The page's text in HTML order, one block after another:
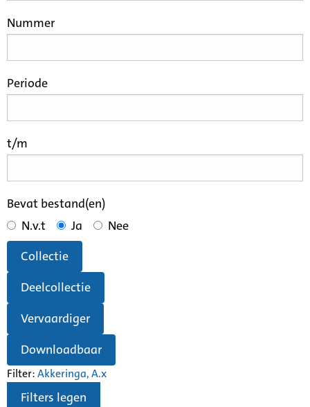
Nummer
Periode
t/m
Bevat bestand(en)
N.v.t
Ja
Nee
Collectie
Deelcollectie
Vervaardiger
Downloadbaar
Filter:Akkeringa, A.x
Filters legen